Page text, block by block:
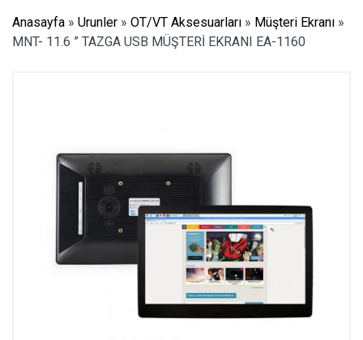
Anasayfa » Urunler » OT/VT Aksesuarları » Müşteri Ekranı »
MNT- 11.6 ” TAZGA USB MÜŞTERİ EKRANI EA-1160